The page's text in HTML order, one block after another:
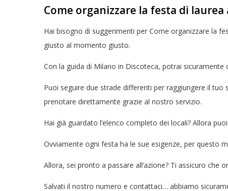
Come organizzare la festa di laurea
Hai bisogno di suggerimenti per Come organizzare la
giusto al momento giusto.
Con la guida di Milano in Discoteca, potrai
Puoi seguire due strade differenti per raggiungere il
prenotare direttamente grazie al nostro servizio.
Hai già guardato l’elenco completo dei locali? Allora
Ovviamente ogni festa ha le sue esigenze, per questo
Allora, sei pronto a passare all’azione? Ti assicuro che
Salvati il nostro numero e contattaci… abbiamo